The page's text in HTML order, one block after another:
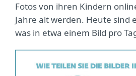
Fotos von ihren Kindern
Jahre alt werden. Heute sind
was in etwa einem Bild pro